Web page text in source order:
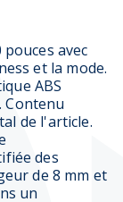
avec
et la mode.
ABS
Contenu
de l'article.
des
de 8 mm et
un